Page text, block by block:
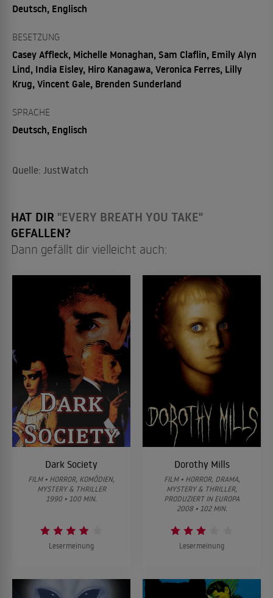
Deutsch, Englisch
BESETZUNG
Casey Affleck, Michelle Monaghan, Sam Claflin, Emily Alyn
Lind, India Eisley, Hiro Kanagawa, Veronica Ferres, Lilly
Krug, Vincent Gale, Brenden Sunderland
SPRACHE
Deutsch, Englisch
Quelle: JustWatch
HAT DIR "EVERY BREATH YOU TAKE"
GEFALLEN?
Dann gefällt dir vielleicht auch:
Dark Society
FILM • HORROR, KOMÖDIEN,
MYSTERY & THRILLER
1990 • 100 MIN.
Lesermeinung
Dorothy Mills
FILM • HORROR, DRAMA,
MYSTERY & THRILLER,
PRODUZIERT IN EUROPA
2008 • 102 MIN.
Lesermeinung